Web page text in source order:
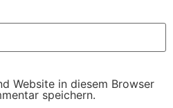
Website in diesem Browser
speichern.